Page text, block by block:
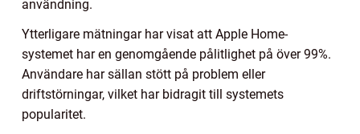
användning.
Ytterligare mätningar har visat att Apple Home-
systemet har en genomgående pålitlighet på över 99%.
Användare har sällan stött på problem eller
driftstörningar, vilket har bidragit till systemets
popularitet.